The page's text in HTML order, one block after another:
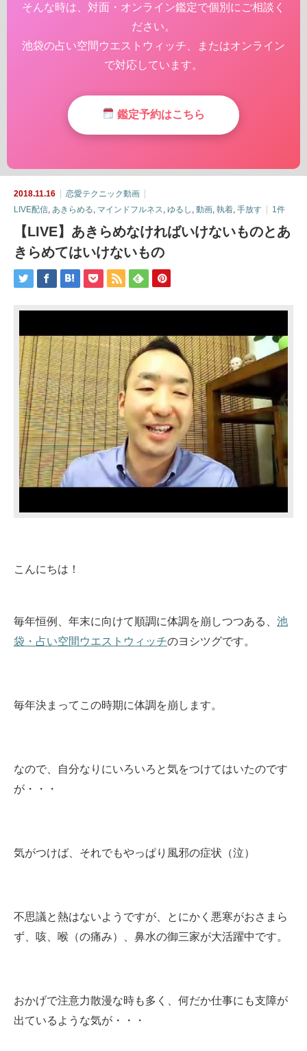
そんな時は、対面・オンライン鑑定で個別にご相談く
ださい。
池袋の占い空間ウエストウィッチ、またはオンライン
で対応しています。
鑑定予約はこちら
2018.11.16
恋愛テクニック動画
LIVE配信 あきらめる マインドフルネス ゆるし 動画 執着 手放す 1件
【LIVE】あきらめなければいけないものとあ
きらめてはいけないもの
こんにちは！
毎年恒例、年末に向けて順調に体調を崩しつつある、 池
袋・占い空間ウエストウィッチのヨシツグです。
毎年決まってこの時期に体調を崩します。
なので、自分なりにいろいろと気をつけてはいたのです
が・・・
気がつけば、それでもやっぱり風邪の症状（泣）
不思議と熱はないようですが、とにかく悪寒がおさまら
ず、咳、喉（の痛み）、鼻水の御三家が大活躍中です。
おかげで注意力散漫な時も多く、何だか仕事にも支障が
出ているような気が・・・